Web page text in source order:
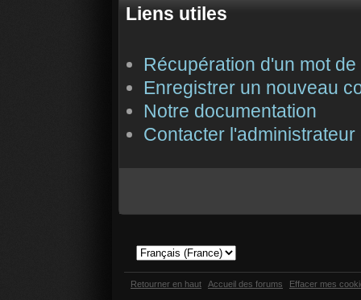
Liens utiles
Récupération d'un mot
Enregistrer un nouveau
Notre documentation
Contacter
Retourner en haut Accueil des forums Effacer mes